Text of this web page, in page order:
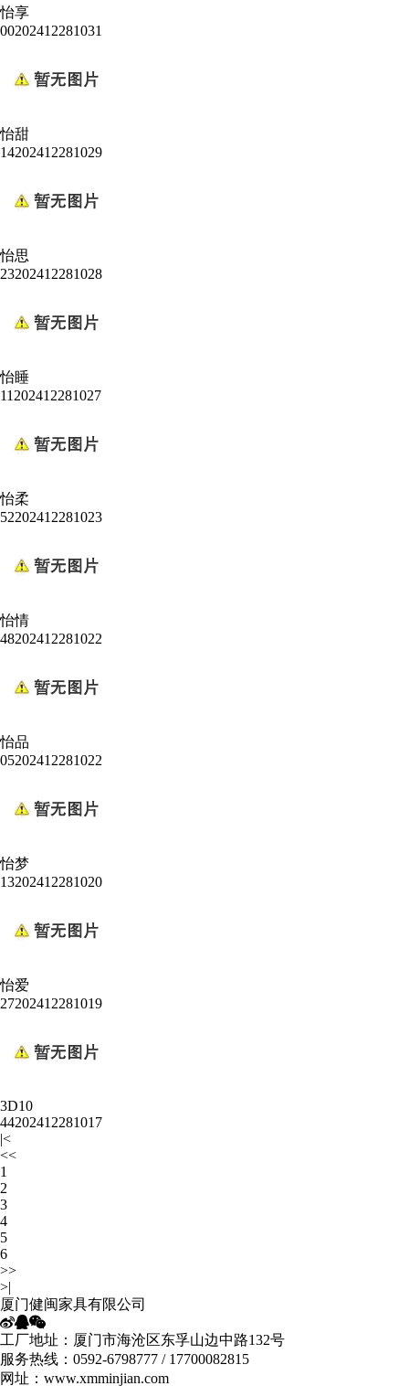
怡享
00202412281031
怡甜
14202412281029
怡思
23202412281028
怡睡
11202412281027
怡柔
52202412281023
怡情
48202412281022
怡品
05202412281022
怡梦
13202412281020
怡爱
27202412281019
3D10
44202412281017
|<
<<
1
2
3
4
5
6
>>
>|
厦门健闽家具有限公司
工厂地址：厦门市海沧区东孚山边中路132号
服务热线：0592-6798777 / 17700082815
网址：www.xmminjian.com